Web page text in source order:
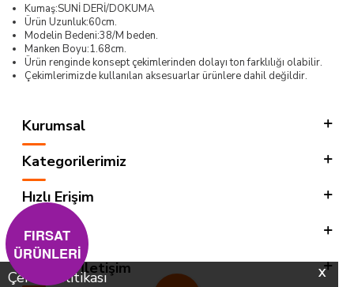
X
Çerez Politikası
Kumaş:SUNİ DERİ/DOKUMA
Ürün Uzunluk:60cm.
Modelin Bedeni:38/M beden.
Manken Boyu:1.68cm.
Ürün renginde konsept çekimlerinden dolayı ton farklılığı olabilir.
Çekimlerimizde kullanılan aksesuarlar ürünlere dahil değildir.
Kurumsal
Kategorilerimiz
Hızlı Erişim
Sosyal
Adres & İletişim
FIRSAT
ÜRÜNLERİ